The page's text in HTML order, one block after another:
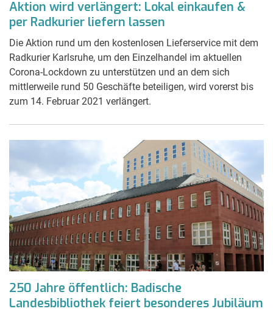
Aktion wird verlängert: Lokal einkaufen &
per Radkurier liefern lassen
Die Aktion rund um den kostenlosen Lieferservice mit dem
Radkurier Karlsruhe, um den Einzelhandel im aktuellen
Corona-Lockdown zu unterstützen und an dem sich
mittlerweile rund 50 Geschäfte beteiligen, wird vorerst bis
zum 14. Februar 2021 verlängert.
250 Jahre öffentlich: Badische
Landesbibliothek feiert besonderes Jubiläum